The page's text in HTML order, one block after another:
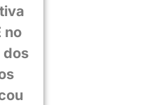
no
dos